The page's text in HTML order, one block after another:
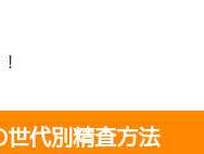
世代別精査方法